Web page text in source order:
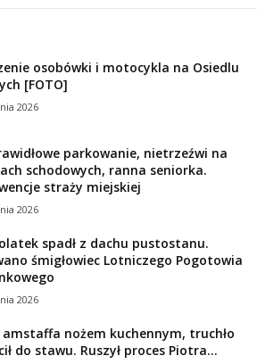
osobówki i motocykla na Osiedlu
[FOTO]
2026
parkowanie, nietrzeźwi na
schodowych, ranna seniorka.
straży miejskiej
2026
spadł z dachu pustostanu.
śmigłowiec Lotniczego Pogotowia
2026
amstaffa nożem kuchennym, truchło
do stawu. Ruszył proces Piotra...